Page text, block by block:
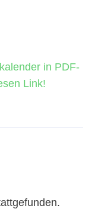
in PDF-
Link!